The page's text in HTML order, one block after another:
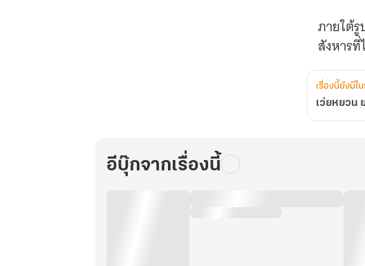
ภายใต้
สังหาร
อย่างบ้
เรื่องนี้ยังมีใ
เว่ยหยวน
อีบุ๊กจากเรื่องนี้